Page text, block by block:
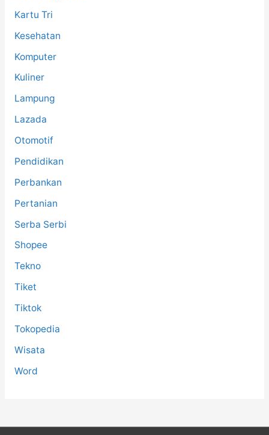
Kartu Tri
Kesehatan
Komputer
Kuliner
Lampung
Lazada
Otomotif
Pendidikan
Perbankan
Pertanian
Serba Serbi
Shopee
Tekno
Tiket
Tiktok
Tokopedia
Wisata
Word